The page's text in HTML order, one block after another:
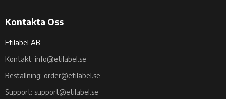
Kontakta Oss
Etilabel AB
Kontakt: info@etilabel.se
Beställning: order@etilabel.se
Support: support@etilabel.se